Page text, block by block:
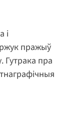
і
пражыў
Гутрака пра